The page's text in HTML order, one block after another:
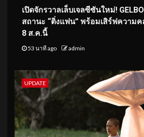
เปิดจักรวาลเล็บเจลซีซันใหม่!
สถานะ “ติ่งแฟน” พร้อมเสิร์ฟความ
8 ส.ค.นี้
53 นาที ago admin
UPDATE